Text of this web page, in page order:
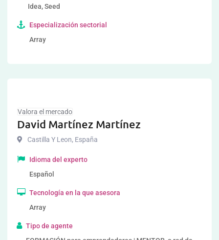
Idea, Seed
Especialización sectorial
Array
Valora el mercado
David Martínez Martínez
Castilla Y Leon, España
Idioma del experto
Español
Tecnología en la que asesora
Array
Tipo de agente